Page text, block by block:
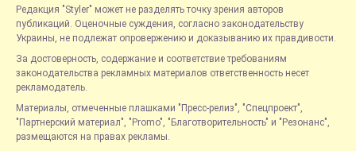
Редакция "Styler" может не разделять точку зрения авторов
публикаций. Оценочные суждения, согласно законодательству
Украины, не подлежат опровержению и доказыванию их правдивости.
За достоверность, содержание и соответствие требованиям
законодательства рекламных материалов ответственность несет
рекламодатель.
Материалы, отмеченные плашками "Пресс-релиз", "Спецпроект",
"Партнерский материал", "Promo", "Благотворительность" и "Резонанс",
размещаются на правах рекламы.